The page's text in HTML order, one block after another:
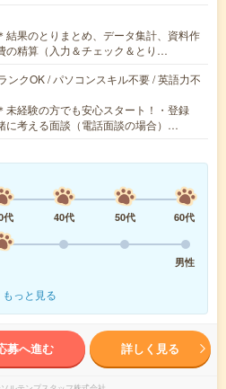
結果のとりまとめ、データ集計、資料作
の精算（入力＆チェック＆とり…
ンクOK / パソコンスキル不要 / 英語力不
未経験の方でも安心スタート！・登録
に考える面談（電話面談の場合）…
代 40代 50代
60代
男性
もっと見る
募へ進む 詳しく見る